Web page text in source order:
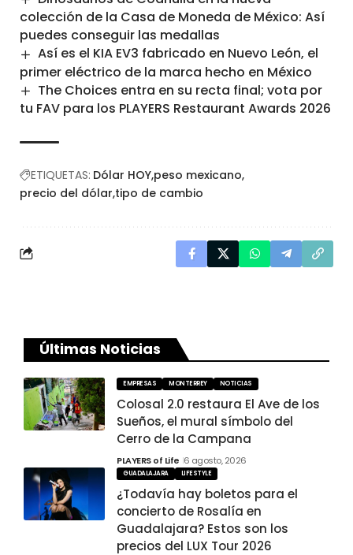
colección de la Casa de Moneda de México: Así
puedes conseguir las medallas
Así es el KIA EV3 fabricado en Nuevo León, el
primer eléctrico de la marca hecho en México
The Choices entra en su recta final; vota por
tu FAV para los PLAYERS Restaurant Awards 2026
ETIQUETAS: Dólar HOY peso mexicano
precio del dólar tipo de cambio
Últimas Noticias
EMPRESAS MONTERREY NOTICIAS
Colosal 2.0 restaura El Ave de los
Sueños, el mural símbolo del
Cerro de la Campana
PLAYERS of Life 6 agosto, 2026
GUADALAJARA LIFESTYLE
¿Todavía hay boletos para el
concierto de Rosalía en
Guadalajara? Estos son los
precios del LUX Tour 2026